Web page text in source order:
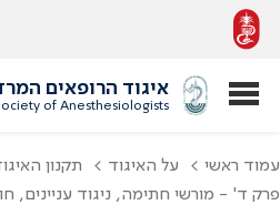
איגוד הרופאים
of Anesthesiologists
עמוד ראשי על האיגוד
תקנון
פרק ד' - מורשי חתימה, ניגוד עניינים,